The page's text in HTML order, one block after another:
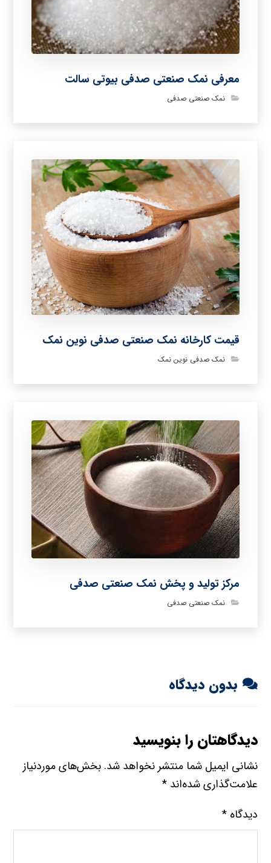
معرفی نمک صنعتی صدفی بیوتی سالت
نمک صنعتی صدفی
قیمت کارخانه نمک صنعتی صدفی نوین نمک
نمک صدفی نوین نمک
مرکز تولید و پخش نمک صنعتی صدفی
نمک صنعتی صدفی
بدون دیدگاه
دیدگاهتان را بنویسید
نشانی ایمیل شما منتشر نخواهد شد. بخش‌های موردنیاز
علامت‌گذاری شده‌اند*
دیدگاه*